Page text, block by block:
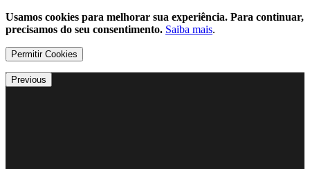
Usamos cookies para melhorar sua experiência. Para continuar,
precisamos do seu consentimento. Saiba mais.
Permitir Cookies
Previous